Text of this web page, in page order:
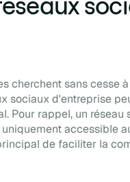
cherchent sans cesse
sociaux d'entreprise
Pour rappel, un réseau
accessible
de faciliter la